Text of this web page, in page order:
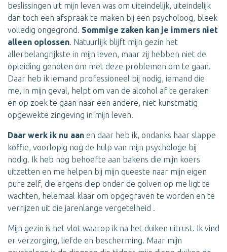
beslissingen uit mijn leven was om uiteindelijk, uiteindelijk
dan toch een afspraak te maken bij een psycholoog, bleek
volledig ongegrond. Sommige zaken kan je immers niet
alleen oplossen. Natuurlijk blijft mijn gezin het
allerbelangrijkste in mijn leven, maar zij hebben niet de
opleiding genoten om met deze problemen om te gaan.
Daar heb ik iemand professioneel bij nodig, iemand die
me, in mijn geval, helpt om van de alcohol af te geraken
en op zoek te gaan naar een andere, niet kunstmatig
opgewekte zingeving in mijn leven.
Daar werk ik nu aan en daar heb ik, ondanks haar slappe
koffie, voorlopig nog de hulp van mijn psychologe bij
nodig. Ik heb nog behoefte aan bakens die mijn koers
uitzetten en me helpen bij mijn queeste naar mijn eigen
pure zelf, die ergens diep onder de golven op me ligt te
wachten, helemaal klaar om opgegraven te worden en te
verrijzen uit die jarenlange vergetelheid .
Mijn gezin is het vlot waarop ik na het duiken uitrust. Ik vind
er verzorging, liefde en bescherming. Maar mijn